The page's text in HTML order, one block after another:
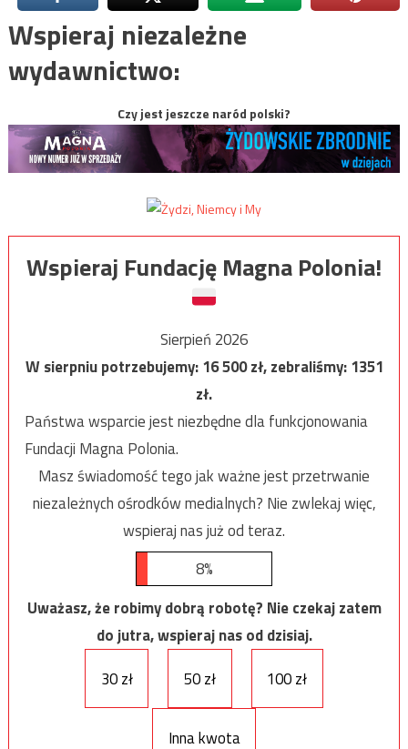
Wspieraj niezależne
wydawnictwo:
Czy jest jeszcze naród polski?
Wspieraj Fundację Magna Polonia!
Sierpień 2026
W sierpniu potrzebujemy:16 500zł, zebraliśmy:1351
zł.
Państwa wsparcie jest niezbędne dla funkcjonowania
Fundacji Magna Polonia.
Masz świadomość tego jak ważne jest przetrwanie
niezależnych ośrodków medialnych? Nie zwlekaj więc,
wspieraj nas już od teraz.
8%
Uważasz, że robimy dobrą robotę? Nie czekaj zatem
do jutra, wspieraj nas od dzisiaj.
30 zł
50 zł 100 zł
Inna kwota